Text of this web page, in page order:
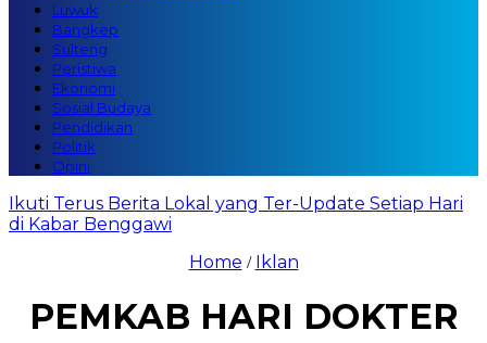
Luwuk
Bangkep
Sulteng
Peristiwa
Ekonomi
Sosial Budaya
Pendidikan
Politik
Opini
Ikuti Terus Berita Lokal yang Ter-Update Setiap Hari
di Kabar Benggawi
Home / Iklan
PEMKAB HARI DOKTER